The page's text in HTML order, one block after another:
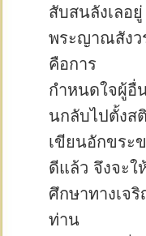
สับสนลังเลอ
พระญาณสังว
คือการ
กำหนดใจผู้อื่
นกลับไปตั้งส
เขียนอักขระ
ดีแล้ว จึงจะใ
ศึกษาทางเจ
ท่าน